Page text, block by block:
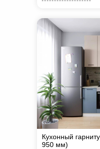
Кухонный
950 мм)